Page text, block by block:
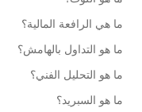
ما هي الرافعة المالية؟
ما هو التداول بالهامش؟
ما هو التحليل الفني؟
ما هو السبريد؟